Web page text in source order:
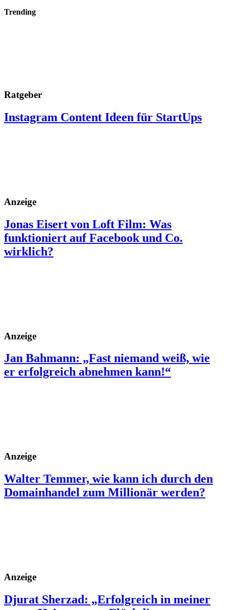
Trending
Ratgeber
Instagram Content Ideen für StartUps
Anzeige
Jonas Eisert von Loft Film: Was
funktioniert auf Facebook und Co.
wirklich?
Anzeige
Jan Bahmann: „Fast niemand weiß, wie
er erfolgreich abnehmen kann!“
Anzeige
Walter Temmer, wie kann ich durch den
Domainhandel zum Millionär werden?
Anzeige
Djurat Sherzad: „Erfolgreich in meiner